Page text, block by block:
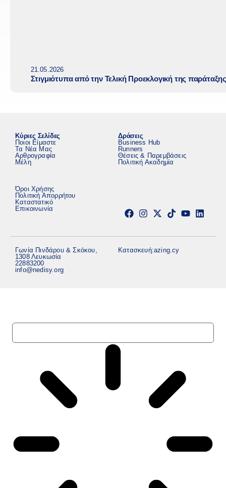
21.05.2026
Στιγμιότυπα από την Τελική Προεκλογική της
Κύριες Σελίδες
Ποιοι Είμαστε
Τα Νέα Μας
Αρθρογραφία
Μέλη
Δράσεις
Business Hub
Runners
Θέσεις & Παρεμβάσεις
Πολιτική Ακαδημία
Όροι Χρήσης
Πολιτική Απορρήτου
Καταστατικό
Επικοινωνία
Γωνία Πινδάρου & Σκόκου,
1308 Λευκωσία
22883200
info@nedisy.org
Κατασκευή:azing.cy